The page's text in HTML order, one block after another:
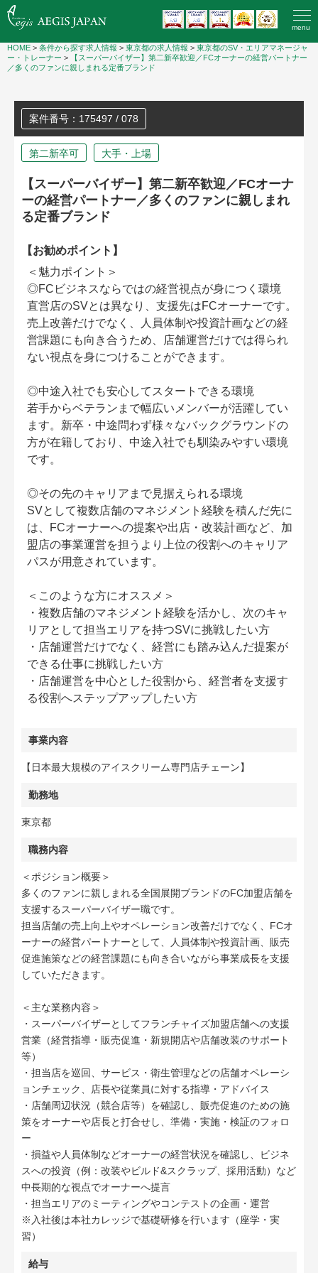
menu
HOME > 条件から探す求人情報 > 東京都の求人情報 > 東京都のSV・エリアマネージャ
ー・トレーナー >
【スーパーバイザー】第二新卒歓迎／FCオーナーの経営パートナー
／多くのファンに親しまれる定番ブランド
案件番号：175497 / 078
第二新卒可 大手・上場
【スーパーバイザー】第二新卒歓迎／FCオーナ
ーの経営パートナー／多くのファンに親しまれ
る定番ブランド
【お勧めポイント】
＜魅力ポイント＞
◎FCビジネスならではの経営視点が身につく環境
直営店のSVとは異なり、支援先はFCオーナーです。
売上改善だけでなく、人員体制や投資計画などの経
営課題にも向き合うため、店舗運営だけでは得られ
ない視点を身につけることができます。
◎中途入社でも安心してスタートできる環境
若手からベテランまで幅広いメンバーが活躍してい
ます。新卒・中途問わず様々なバックグラウンドの
方が在籍しており、中途入社でも馴染みやすい環境
です。
◎その先のキャリアまで見据えられる環境
SVとして複数店舗のマネジメント経験を積んだ先に
は、FCオーナーへの提案や出店・改装計画など、加
盟店の事業運営を担うより上位の役割へのキャリア
パスが用意されています。
＜このような方にオススメ＞
・複数店舗のマネジメント経験を活かし、次のキャ
リアとして担当エリアを持つSVに挑戦したい方
・店舗運営だけでなく、経営にも踏み込んだ提案が
できる仕事に挑戦したい方
・店舗運営を中心とした役割から、経営者を支援す
る役割へステップアップしたい方
事業内容
【日本最大規模のアイスクリーム専門店チェーン】
勤務地
東京都
職務内容
＜ポジション概要＞
多くのファンに親しまれる全国展開ブランドのFC加盟店舗を
支援するスーパーバイザー職です。
担当店舗の売上向上やオペレーション改善だけでなく、FCオ
ーナーの経営パートナーとして、人員体制や投資計画、販売
促進施策などの経営課題にも向き合いながら事業成長を支援
していただきます。
＜主な業務内容＞
・スーパーバイザーとしてフランチャイズ加盟店舗への支援
営業（経営指導・販売促進・新規開店や店舗改装のサポート
等）
・担当店を巡回、サービス・衛生管理などの店舗オペレーシ
ョンチェック、店長や従業員に対する指導・アドバイス
・店舗周辺状況（競合店等）を確認し、販売促進のための施
策をオーナーや店長と打合せし、準備・実施・検証のフォロ
ー
・損益や人員体制などオーナーの経営状況を確認し、ビジネ
スへの投資（例：改装やビルド&スクラップ、採用活動）など
中長期的な視点でオーナーへ提言
・担当エリアのミーティングやコンテストの企画・運営
※入社後は本社カレッジで基礎研修を行います（座学・実
習）
給与